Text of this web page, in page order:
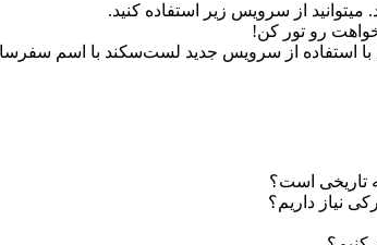
از سرویس زیر استفاده کنید.
رو تور کن!
با استفاده از سرویس جدید لست‌سکند با اسم
تاریخی است؟
نیاز داریم؟